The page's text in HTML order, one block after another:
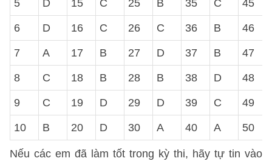
5 D 15 C 25 B 35 C 45
6 D 16 C 26 C 36 B 46
7 A 17 B 27 D 37 B 47
8 C 18 B 28 B 38 D 48
9 C 19 D 29 D 39 C 49
10 B 20 D 30 A 40 A 50
Nếu các em đã làm tốt trong kỳ thi, hãy tự tin vào